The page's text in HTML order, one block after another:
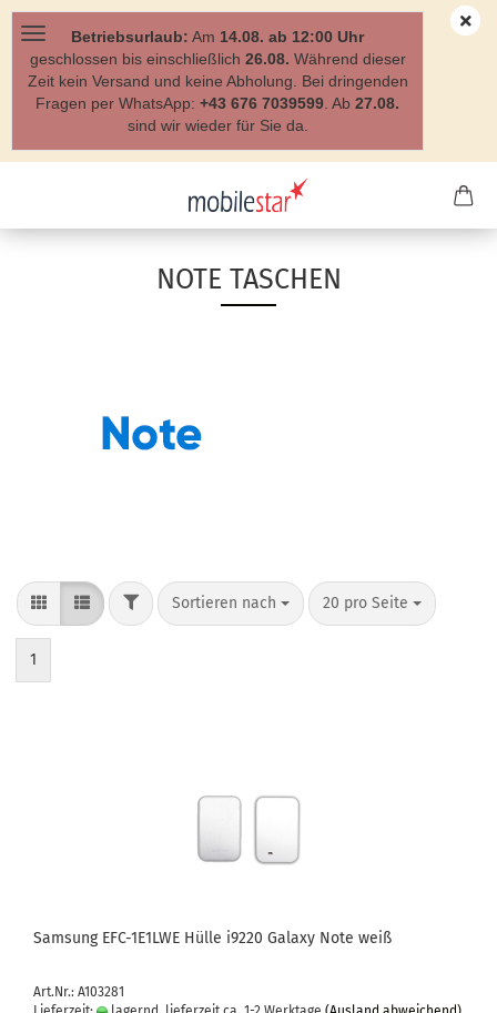
Betriebsurlaub: Am 14.08. ab 12:00 Uhr
geschlossen bis einschließlich 26.08. Während dieser
Zeit kein Versand und keine Abholung. Bei dringenden
Fragen per WhatsApp: +43 676 7039599 . Ab 27.08.
sind wir wieder für Sie da.
NOTE TASCHEN
Sortieren nach 20 pro Seite
1
Sam­sung EFC-​1E1LWE Hülle i9220 Ga­la­xy Note weiß
Art.Nr.: A103281